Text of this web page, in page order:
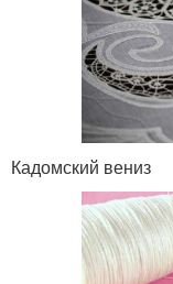
Кадомский вениз